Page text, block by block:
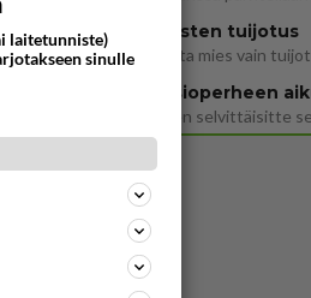
Miesten tuijotus
laitetunniste)
sinulle